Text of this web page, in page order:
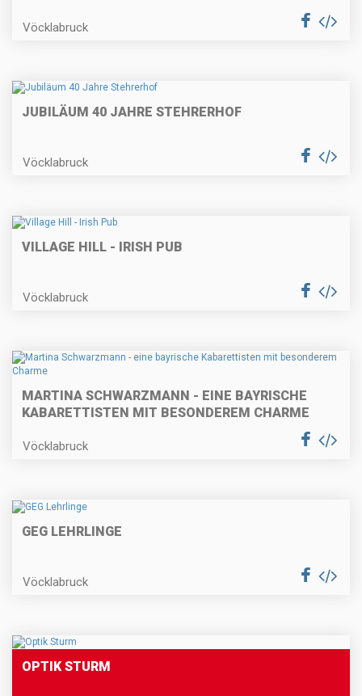
Vöcklabruck
JUBILÄUM 40 JAHRE STEHRERHOF
Vöcklabruck
VILLAGE HILL - IRISH PUB
Vöcklabruck
MARTINA SCHWARZMANN - EINE BAYRISCHE
KABARETTISTEN MIT BESONDEREM CHARME
Vöcklabruck
GEG LEHRLINGE
Vöcklabruck
OPTIK STURM